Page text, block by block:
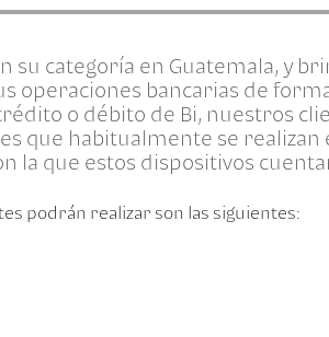
su categoría en Guatemala, y
operaciones bancarias de
o débito de Bi, nuestros
que habitualmente se realizan
la que estos dispositivos
podrán realizar son las siguientes: